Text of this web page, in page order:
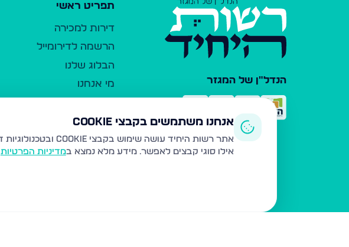
הנדל"ן של המגזר
תפריט ראשי
דירות למכירה
הרשמה לדירומייל
הבלוג שלנו
מי אנחנו
כלי עזר
פרסום ברשות היחיד
משרדי תיווך
אנחנו משתמשים בקבצי Cookie
אתר רשות היחיד עושה שימוש בקבצי Cookie ובטכנולוגיות דומות לצורך תפעול האתר, שיפור חוויית המשתמש, ניתוח שימוש ושיווק מותאם.
אילו סוגי קבצים לאפשר. מידע מלא נמצא במדיניות הפרטיות